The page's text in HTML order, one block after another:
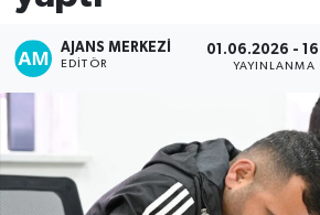
AJANS MERKEZI
EDITÖR
01.06.2026 -
YAYINLANMA